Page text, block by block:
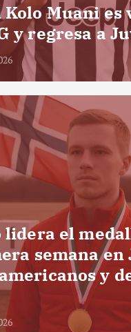
Kolo Muani es
y regresa a
lidera el
semana en
y